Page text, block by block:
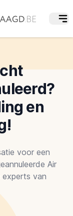
en
voor een
Air
experts van